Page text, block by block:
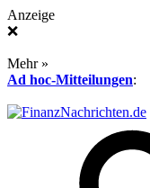
Anzeige
❌
Mehr »
Ad hoc-Mitteilungen: